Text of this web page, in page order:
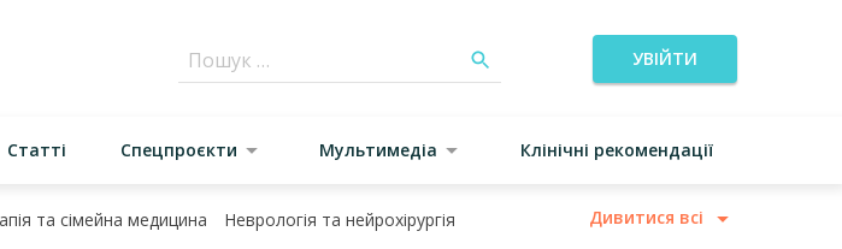
УВІЙТИ
Статті Спецпроєкти Мультимедіа Клінічні рекомендації
та сімейна медицина Неврологія та нейрохірургія Дивитися всі